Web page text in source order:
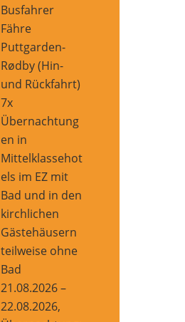
Busfahrer
Fähre
Puttgarden-
Rødby (Hin-
und Rückfahrt)
7x
Übernachtung
en in
Mittelklassehot
els im EZ mit
Bad und in den
kirchlichen
Gästehäusern
teilweise ohne
Bad
21.08.2026 –
22.08.2026,